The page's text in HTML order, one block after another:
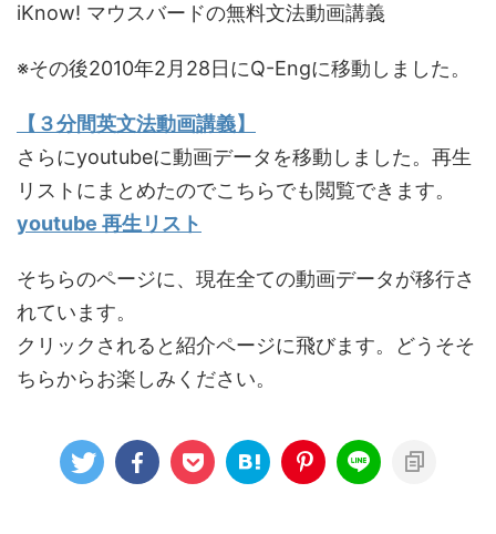
iKnow! マウスバードの無料文法動画講義
※その後2010年2月28日にQ-Engに移動しました。
【３分間英文法動画講義】
さらにyoutubeに動画データを移動しました。再生
リストにまとめたのでこちらでも閲覧できます。
youtube 再生リスト
そちらのページに、現在全ての動画データが移行さ
れています。
クリックされると紹介ページに飛びます。どうそそ
ちらからお楽しみください。